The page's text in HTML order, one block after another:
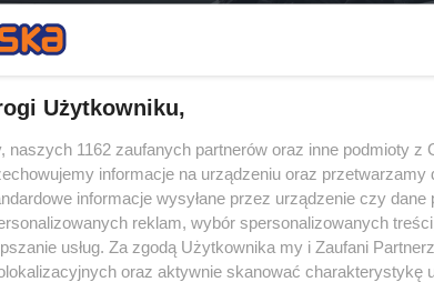
prasowe
Użytkowniku,
naszych 1162 zaufanych partnerów oraz inne podmioty
informacje na urządzeniu oraz przetwarzamy
informacje wysyłane przez urządzenie czy
reklam, wybór spersonalizowanych
usług. Za zgodą Użytkownika my i Zaufani
oraz aktywnie skanować charakterystykę